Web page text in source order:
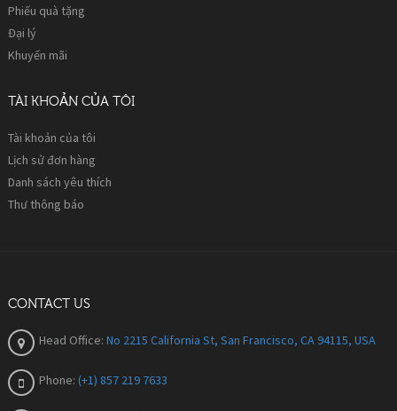
Phiếu quà tặng
Đại lý
Khuyến mãi
TÀI KHOẢN CỦA TÔI
Tài khoản của tôi
Lịch sử đơn hàng
Danh sách yêu thích
Thư thông báo
CONTACT US
Head Office: No 2215 California St, San Francisco, CA 94115, USA
Phone: (+1) 857 219 7633